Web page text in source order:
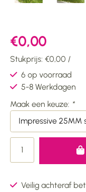
€0,00
Stukprijs: €0,00 /
6 op voorraad
5-8 Werkdagen
Maak een keuze: *
Impressive 25MM
Veilig achteraf